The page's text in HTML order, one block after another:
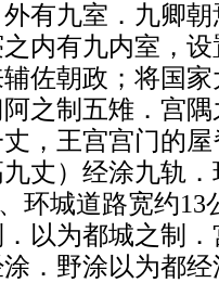
有九室．九卿
内有九内室，
佐朝政；将国
之制五雉．宫
，王宫宫门的
丈）经涂九轨
环城道路宽约
以为都城之制
．野涂以为都